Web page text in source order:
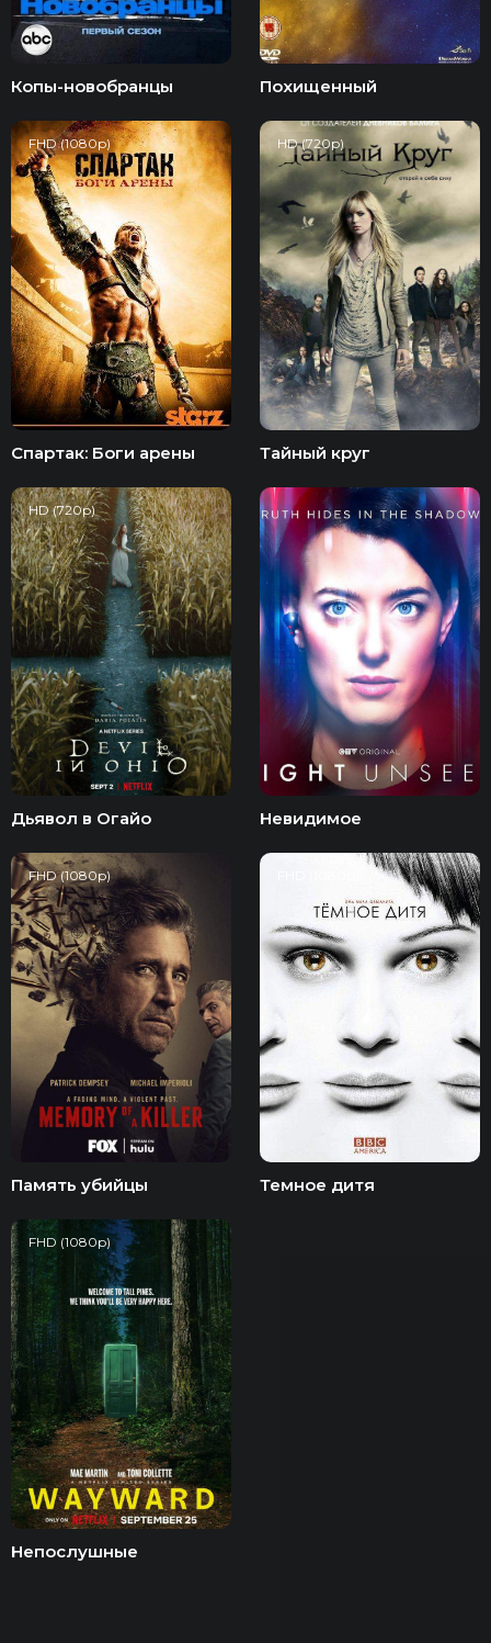
Копы-новобранцы Похищенный
FHD (1080p)
Спартак: Боги арены
HD (720p)
Тайный круг
HD (720p)
Дьявол в Огайо Невидимое
FHD (1080p)
Память убийцы Темное дитя
FHD (1080p)
Непослушные